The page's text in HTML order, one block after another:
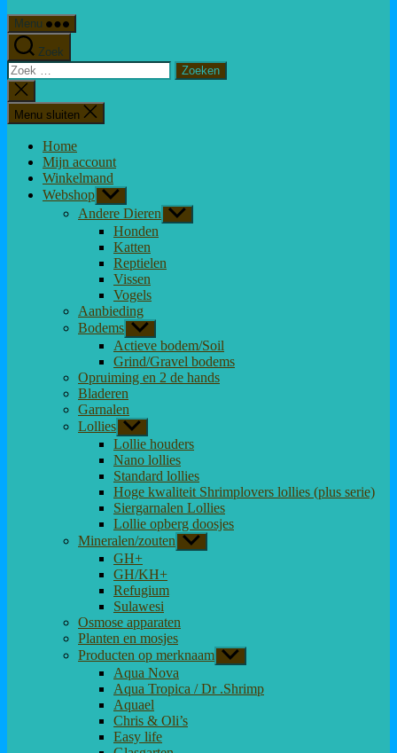
Menu
Zoek
Zoeken
naar:
Zoeken
sluiten
Menu sluiten
Home
Mijn account
Winkelmand
Webshop Toon
submenu
Andere Dieren Toon
submenu
Honden
Katten
Reptielen
Vissen
Vogels
Aanbieding
Bodems Toon
submenu
Actieve bodem/Soil
Grind/Gravel bodems
Opruiming en 2 de hands
Bladeren
Garnalen
Lollies Toon
submenu
Lollie houders
Nano lollies
Standard lollies
Hoge kwaliteit Shrimplovers lollies (plus serie)
Siergarnalen Lollies
Lollie opberg doosjes
Mineralen/zouten Toon
submenu
GH+
GH/KH+
Refugium
Sulawesi
Osmose apparaten
Planten en mosjes
Producten op merknaam Toon
submenu
Aqua Nova
Aqua Tropica / Dr .Shrimp
Aquael
Chris & Oli’s
Easy life